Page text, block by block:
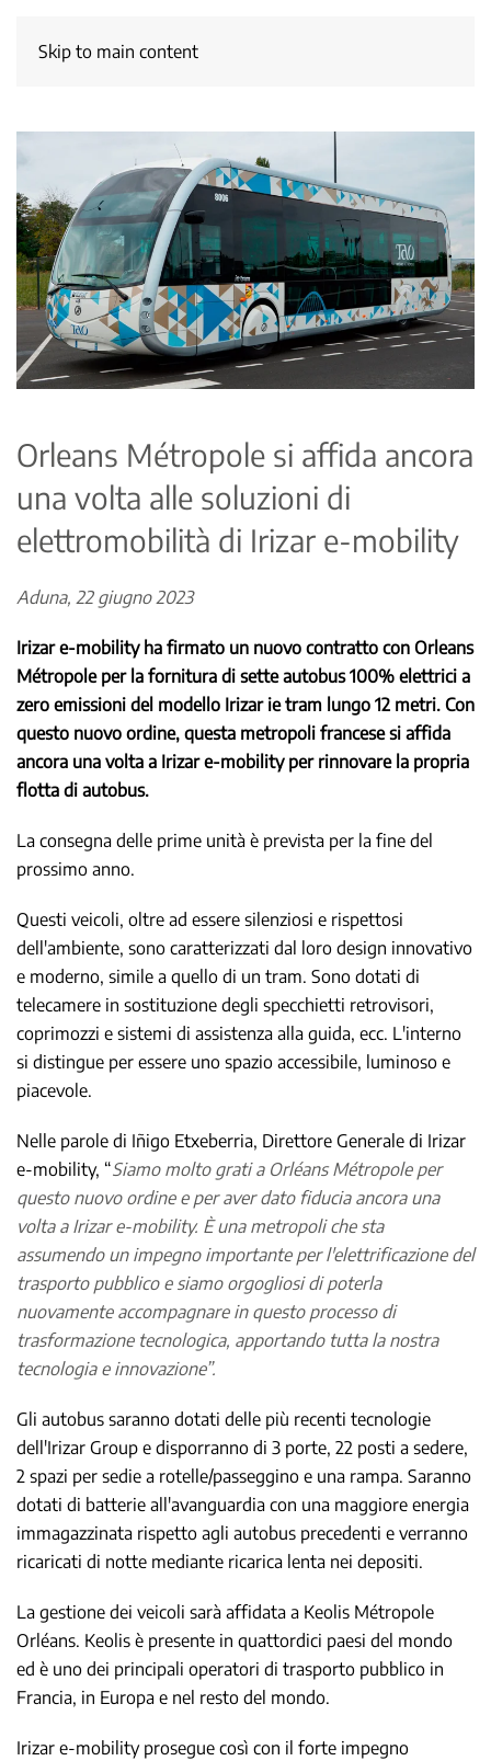
Skip to main content
Orleans Métropole si affida ancora
una volta alle soluzioni di
elettromobilità di Irizar e-mobility
Aduna, 22 giugno 2023
Irizar e-mobility ha firmato un nuovo contratto con Orleans
Métropole per la fornitura di sette autobus 100% elettrici a
zero emissioni del modello Irizar ie tram lungo 12 metri. Con
questo nuovo ordine, questa metropoli francese si affida
ancora una volta a Irizar e-mobility per rinnovare la propria
flotta di autobus.
La consegna delle prime unità è prevista per la fine del
prossimo anno.
Questi veicoli, oltre ad essere silenziosi e rispettosi
dell'ambiente, sono caratterizzati dal loro design innovativo
e moderno, simile a quello di un tram. Sono dotati di
telecamere in sostituzione degli specchietti retrovisori,
coprimozzi e sistemi di assistenza alla guida, ecc. L'interno
si distingue per essere uno spazio accessibile, luminoso e
piacevole.
Nelle parole di Iñigo Etxeberria, Direttore Generale di Irizar
e-mobility, “Siamo molto grati a Orléans Métropole per
questo nuovo ordine e per aver dato fiducia ancora una
volta a Irizar e-mobility. È una metropoli che sta
assumendo un impegno importante per l'elettrificazione del
trasporto pubblico e siamo orgogliosi di poterla
nuovamente accompagnare in questo processo di
trasformazione tecnologica, apportando tutta la nostra
tecnologia e innovazione”.
Gli autobus saranno dotati delle più recenti tecnologie
dell'Irizar Group e disporranno di 3 porte, 22 posti a sedere,
2 spazi per sedie a rotelle/passeggino e una rampa. Saranno
dotati di batterie all'avanguardia con una maggiore energia
immagazzinata rispetto agli autobus precedenti e verranno
ricaricati di notte mediante ricarica lenta nei depositi.
La gestione dei veicoli sarà affidata a Keolis Métropole
Orléans. Keolis è presente in quattordici paesi del mondo
ed è uno dei principali operatori di trasporto pubblico in
Francia, in Europa e nel resto del mondo.
Irizar e-mobility prosegue così con il forte impegno